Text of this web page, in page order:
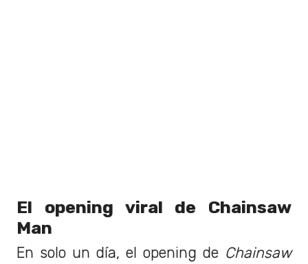
El opening viral de Chainsaw
Man
En solo un día, el opening de Chainsaw